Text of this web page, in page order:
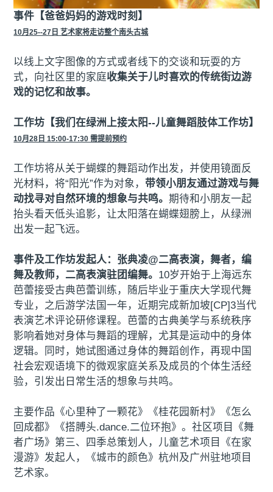
事件【爸爸妈妈的游戏时刻】
10月25--27日 艺术家将走访整个南头古城
以线上文字图像的方式或者线下的交谈和玩耍的方
式，向社区里的家庭收集关于儿时喜欢的传统街边游
戏的记忆和故事。
工作坊【我们在绿洲上接太阳--儿童舞蹈肢体工作坊】
10月28日 15:00-17:30 需提前预约
工作坊将从关于蝴蝶的舞蹈动作出发，并使用镜面反
光材料，将“阳光”作为对象，带领小朋友通过游戏与舞
动找寻对自然环境的想象与共鸣。期待和小朋友一起
抬头看天低头追影，让太阳落在蝴蝶翅膀上，从绿洲
出发一起飞远。
事件及工作坊发起人：张典凌@二高表演，舞者，编
舞及教师，二高表演驻团编舞。 10岁开始于上海远东
芭蕾接受古典芭蕾训练，随后毕业于重庆大学现代舞
专业，之后游学法国一年，近期完成新加坡[CP]3当代
表演艺术评论研修课程。芭蕾的古典美学与系统秩序
影响着她对身体与舞蹈的理解，尤其是运动中的身体
逻辑。同时，她试图通过身体的舞蹈创作，再现中国
社会宏观语境下的微观家庭关系及成员的个体生活经
验，引发出日常生活的想象与共鸣。
主要作品《心里种了一颗花》《桂花园新村》《怎么
回成都》《搭膊头.dance.二位环抱》。社区项目《舞
者广场》第三、四季总策划人，儿童艺术项目《在家
漫游》发起人，《城市的颜色》杭州及广州驻地项目
艺术家。